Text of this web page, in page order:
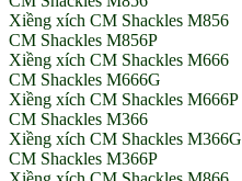
Xiềng xích CM Shackles M856
CM Shackles M856P
Xiềng xích CM Shackles M666
CM Shackles M666G
Xiềng xích CM Shackles M666P
CM Shackles M366
Xiềng xích CM Shackles M366G
CM Shackles M366P